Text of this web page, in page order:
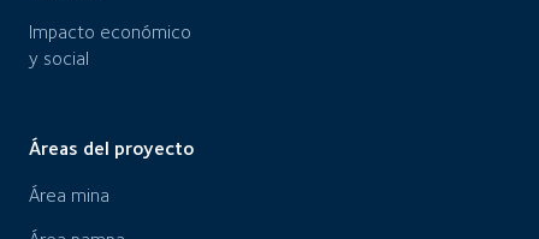
Impacto económico
y social
Áreas del proyecto
Área mina